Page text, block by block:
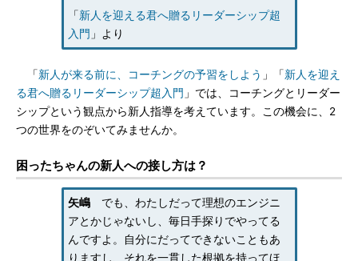
「新人を迎える君へ贈るリーダーシップ超
入門 」より
「新人が来る前に、コーチングの予習をしよう 」「新人を迎え
る君へ贈るリーダーシップ超入門 」では、コーチングとリーダー
シップという観点から新人指導を考えています。この機会に、2
つの世界をのぞいてみませんか。
困ったちゃんの新人への接し方は？
矢嶋でも、わたしだって理想のエンジニ
アとかじゃないし、毎日手探りでやってる
んですよ。自分にだってできないこともあ
りますし、それを一貫した根拠を持ってほ